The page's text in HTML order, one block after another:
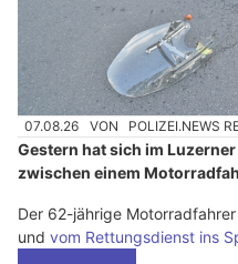
07.08.26 VON POLIZEI.NEWS
Gestern hat sich im
zwischen einem
Der 62-jährige
und vom Rettungsdienst ins